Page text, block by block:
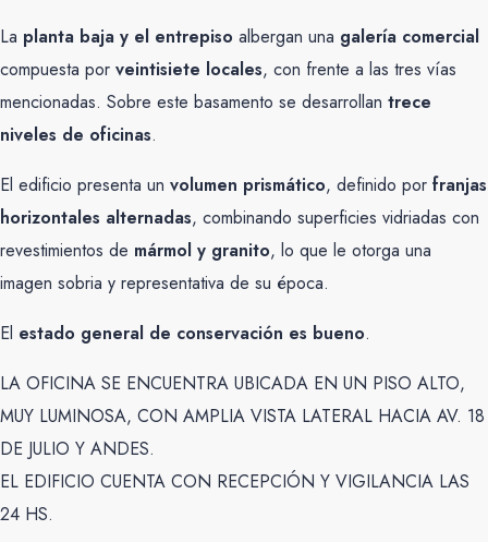
La planta baja y el entrepiso albergan una galería comercial
compuesta por veintisiete locales, con frente a las tres vías
mencionadas. Sobre este basamento se desarrollan trece
niveles de oficinas.
El edificio presenta un volumen prismático, definido por franjas
horizontales alternadas, combinando superficies vidriadas con
revestimientos de mármol y granito, lo que le otorga una
imagen sobria y representativa de su época.
El estado general de conservación es bueno.
LA OFICINA SE ENCUENTRA UBICADA EN UN PISO ALTO,
MUY LUMINOSA, CON AMPLIA VISTA LATERAL HACIA AV. 18
DE JULIO Y ANDES.
EL EDIFICIO CUENTA CON RECEPCIÓN Y VIGILANCIA LAS
24 HS.